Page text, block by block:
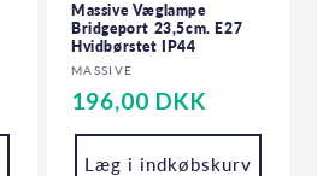
Massive Væglampe
Bridgeport 23,5cm. E27
Hvidbørstet IP44
Forhandler:
MASSIVE
Normalpris
196,00 DKK
Læg i indkøbskurv